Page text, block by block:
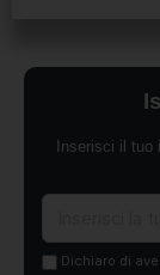
Inserisci il tuo
Dichiaro di